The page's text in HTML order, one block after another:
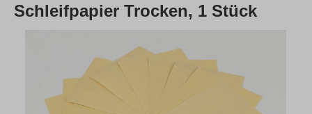
Schleifpapier Trocken, 1 Stück